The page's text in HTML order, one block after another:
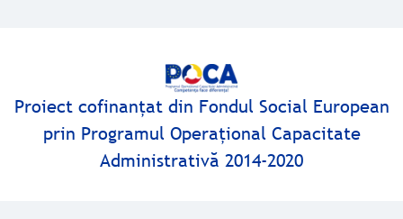
Proiect cofinanţat din Fondul Social European
prin Programul Operaţional Capacitate
Administrativă 2014-2020